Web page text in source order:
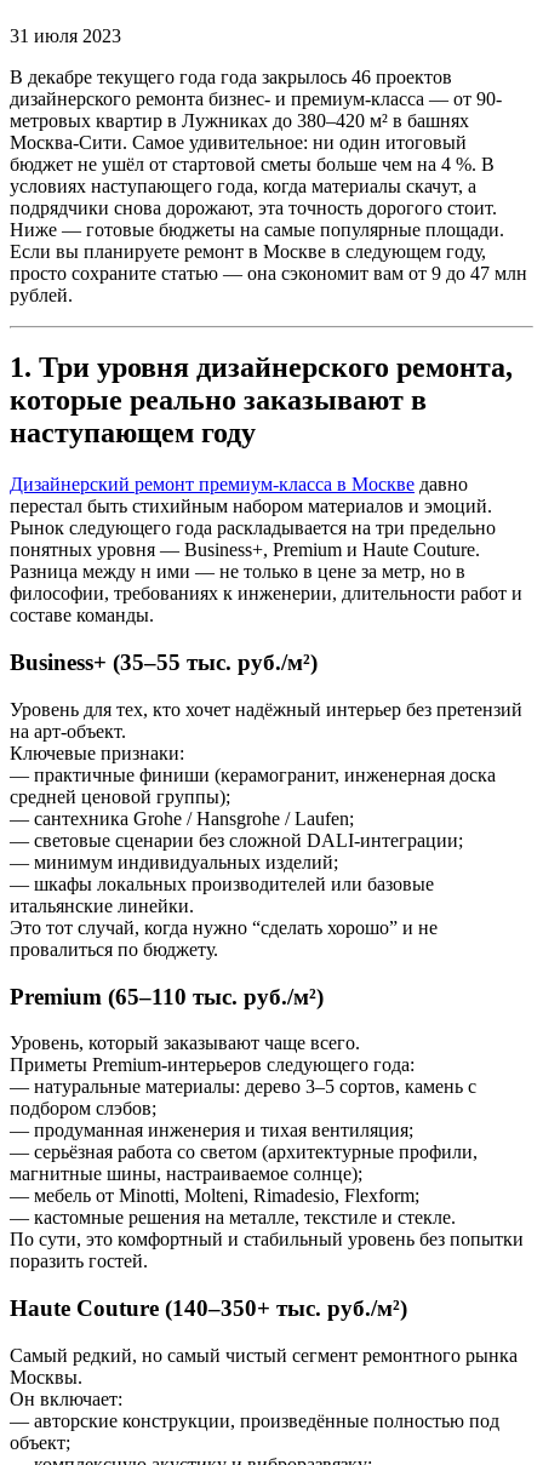
31 июля 2023
В декабре текущего года года закрылось 46 проектов
дизайнерского ремонта бизнес- и премиум-класса — от 90-
метровых квартир в Лужниках до 380–420 м² в башнях
Москва-Сити. Самое удивительное: ни один итоговый
бюджет не ушёл от стартовой сметы больше чем на 4 %. В
условиях наступающего года, когда материалы скачут, а
подрядчики снова дорожают, эта точность дорогого стоит.
Ниже — готовые бюджеты на самые популярные площади.
Если вы планируете ремонт в Москве в следующем году,
просто сохраните статью — она сэкономит вам от 9 до 47 млн
рублей.
1. Три уровня дизайнерского ремонта,
которые реально заказывают в
наступающем году
Дизайнерский ремонт премиум-класса в Москве давно
перестал быть стихийным набором материалов и эмоций.
Рынок следующего года раскладывается на три предельно
понятных уровня — Business+, Premium и Haute Couture.
Разница между н ими — не только в цене за метр, но в
философии, требованиях к инженерии, длительности работ и
составе команды.
Business+ (35–55 тыс. руб./м²)
Уровень для тех, кто хочет надёжный интерьер без претензий
на арт-объект.
Ключевые признаки:
— практичные финиши (керамогранит, инженерная доска
средней ценовой группы);
— сантехника Grohe / Hansgrohe / Laufen;
— световые сценарии без сложной DALI-интеграции;
— минимум индивидуальных изделий;
— шкафы локальных производителей или базовые
итальянские линейки.
Это тот случай, когда нужно “сделать хорошо” и не
провалиться по бюджету.
Premium (65–110 тыс. руб./м²)
Уровень, который заказывают чаще всего.
Приметы Premium-интерьеров следующего года:
— натуральные материалы: дерево 3–5 сортов, камень с
подбором слэбов;
— продуманная инженерия и тихая вентиляция;
— серьёзная работа со светом (архитектурные профили,
магнитные шины, настраиваемое солнце);
— мебель от Minotti, Molteni, Rimadesio, Flexform;
— кастомные решения на металле, текстиле и стекле.
По сути, это комфортный и стабильный уровень без попытки
поразить гостей.
Haute Couture (140–350+ тыс. руб./м²)
Самый редкий, но самый чистый сегмент ремонтного рынка
Москвы.
Он включает:
— авторские конструкции, произведённые полностью под
объект;